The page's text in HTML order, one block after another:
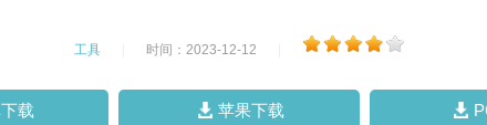
工具 时间：2023-12-12
载 苹果下载